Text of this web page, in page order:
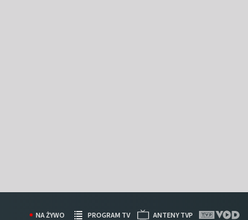
NA ŻYWO PROGRAM TV ANTENY TVP